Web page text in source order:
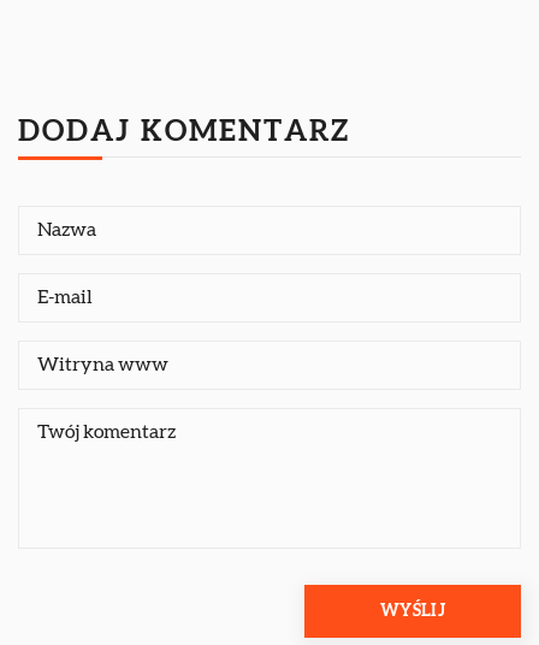
DODAJ KOMENTARZ